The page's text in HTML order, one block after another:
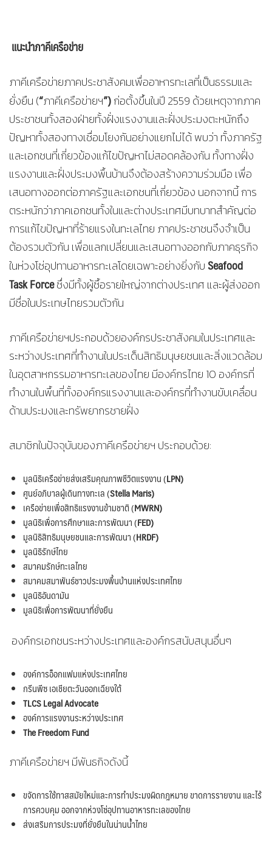
แนะนำภาคีเครือข่าย
ภาคีเครือข่ายภาคประชาสังคมเพื่ออาหารทะเลที่เป็นธรรมและ
ยั่งยืน (“ภาคีเครือข่ายฯ”)ก่อตั้งขึ้นในปี 2559 ด้วยเหตุจากภาค
ประชาชนทั้งสองฝ่ายทั้งฝั่งแรงงานและฝั่งประมงตะหนักถึง
ปัญหาทั้งสองทางเชื่อมโยงกันอย่างแยกไม่ได้ พบว่า ทั้งภาครัฐ
และเอกชนที่เกี่ยวข้องแก้ไขปัญหาไม่สอดคล้องกัน ทั้งทางฝั่ง
แรงงานและฝั่งประมงพื้นบ้านจึงต้องสร้างความร่วมมือ เพื่อ
เสนอทางออกต่อภาครัฐและเอกชนที่เกี่ยวข้อง นอกจากนี้ การ
ตระหนักว่าภาคเอกชนทั้งในและต่างประเทศมีบทบาทสำคัญต่อ
การแก้ไขปัญหาที่ร้ายแรงในทะเลไทย ภาคประชาชนจึงจำเป็น
ต้องรวมตัวกัน เพื่อแลกเปลี่ยนและเสนอทางออกกับภาคธุรกิจ
ในห่วงโซ่อุปทานอาหารทะเลโดยเฉพาะอย่างยิ่งกับ Seafood
Task Forceซึ่งมีทั้งผู้ซื้อรายใหญ่จากต่างประเทศ และผู้ส่งออก
มีชื่อในประเทษไทยรวมตัวกัน
ภาคีเครือข่ายฯประกอบด้วยองค์กรประชาสังคมในประเทศและ
ระหว่างประเทศที่ทำงานในประเด็นสิทธิมนุษยชนและสิ่งแวดล้อม
ในอุตสาหกรรมอาหารทะเลของไทย มีองค์กรไทย 10 องค์กรที่
ทำงานในพื้นที่ทั้งองค์กรแรงงานและองค์กรที่ทำงานขับเคลื่อน
ด้านประมงและทรัพยากรชายฝั่ง
สมาชิกในปัจจุบันของภาคีเครือข่ายฯ ประกอบด้วย:
มูลนิธิเครือข่ายส่งเสริมคุณภาพชีวิตแรงงาน (LPN)
ศูนย์อภิบาลผู้เดินทางทะเล (Stella Maris)
เครือข่ายเพื่อสิทธิแรงงานข้ามชาติ (MWRN)
มูลนิธิเพื่อการศึกษาและการพัฒนา (FED)
มูลนิธิสิทธิมนุษยชนและการพัฒนา (HRDF)
มูลนิธิรักษ์ไทย
สมาคมรักษ์ทะเลไทย
สมาคมสมาพันธ์ชาวประมงพื้นบ้านแห่งประเทศไทย
มูลนิธิอันดามัน
มูลนิธิเพื่อการพัฒนาที่ยั่งยืน
องค์กรเอกชนระหว่างประเทศและองค์กรสนับสนุนอื่นๆ
องค์การอ็อกแฟมแห่งประเทศไทย
กรีนพีซ เอเชียตะวันออกเฉียงใต้
TLCS Legal Advocate
องค์การแรงงานระหว่างประเทศ
The Freedom Fund
ภาคีเครือข่ายฯ มีพันธกิจดังนี้
ขจัดการใช้ทาสสมัยใหม่และการทำประมงผิดกฎหมาย ขาดการรายงาน และไร้
การควบคุม ออกจากห่วงโซ่อุปทานอาหารทะเลของไทย
ส่งเสริมการประมงที่ยั่งยืนในน่านน้ำไทย